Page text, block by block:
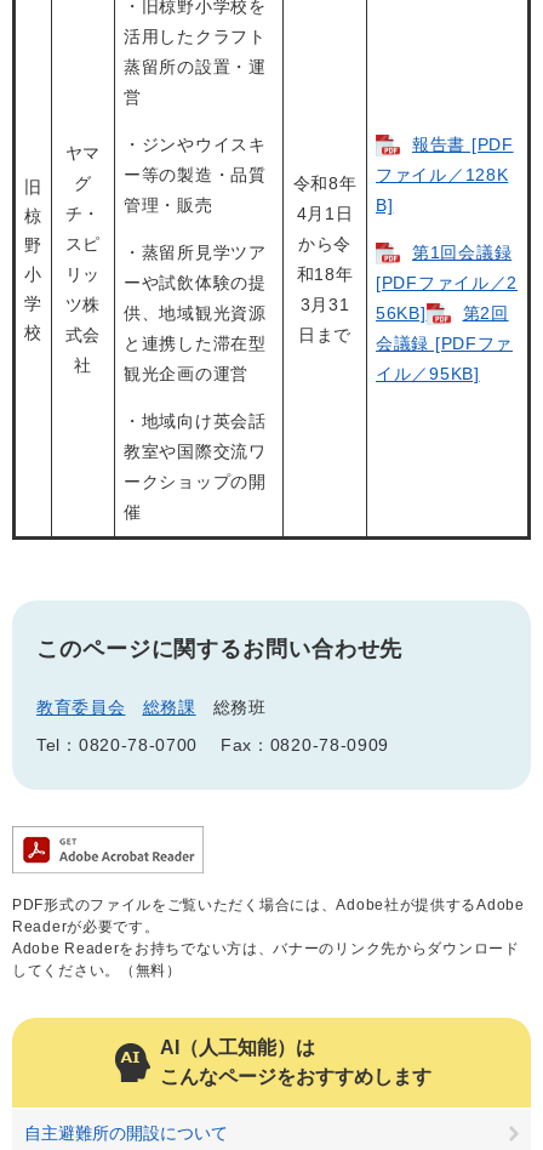
旧
椋
野
小
学
校
ヤマ
グ
チ・
スピ
リッ
ツ株
式会
社
・旧椋野小学校を
活用したクラフト
蒸留所の設置・運
営
・ジンやウイスキ
ー等の製造・品質
管理・販売
・蒸留所見学ツア
ーや試飲体験の提
供、地域観光資源
と連携した滞在型
観光企画の運営
・地域向け英会話
教室や国際交流ワ
ークショップの開
催
令和8年
4月1日
から令
和18年
3月31
日まで
報告書 [PDF
ファイル／128K
B]
第1回会議録
[PDFファイル／2
56KB]
第2回
会議録 [PDFファ
イル／95KB]
このページに関するお問い合わせ先
教育委員会 総務課
総務班
Tel：0820-78-0700
Fax：0820-78-0909
PDF形式のファイルをご覧いただく場合には、Adobe社が提供するAdobe
Readerが必要です。
Adobe Readerをお持ちでない方は、バナーのリンク先からダウンロード
してください。（無料）
AI（人工知能）は
こんなページをおすすめします
自主避難所の開設について